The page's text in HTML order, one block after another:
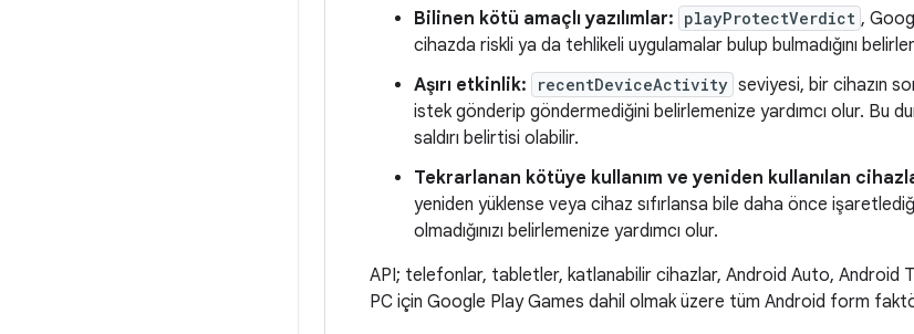
Bilinen kötü amaçlı yazılımlar: playProtectVerdict ,
cihazda riskli ya da tehlikeli uygulamalar bulup bulmadığını
Aşırı etkinlik:
recentDeviceActivity seviyesi, bir cihazın
istek gönderip göndermediğini belirlemenize yardımcı olur. Bu
saldırı belirtisi olabilir.
Tekrarlanan kötüye kullanım ve yeniden kullanılan
yeniden yüklense veya cihaz sıfırlansa bile daha önce
olmadığınızı belirlemenize yardımcı olur.
API; telefonlar, tabletler, katlanabilir cihazlar, Android Auto, Android
PC için Google Play Games dahil olmak üzere tüm Android form